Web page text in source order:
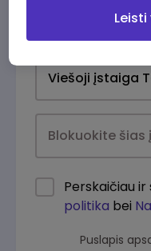
Perskaičiau ir
politika bei
Puslapis